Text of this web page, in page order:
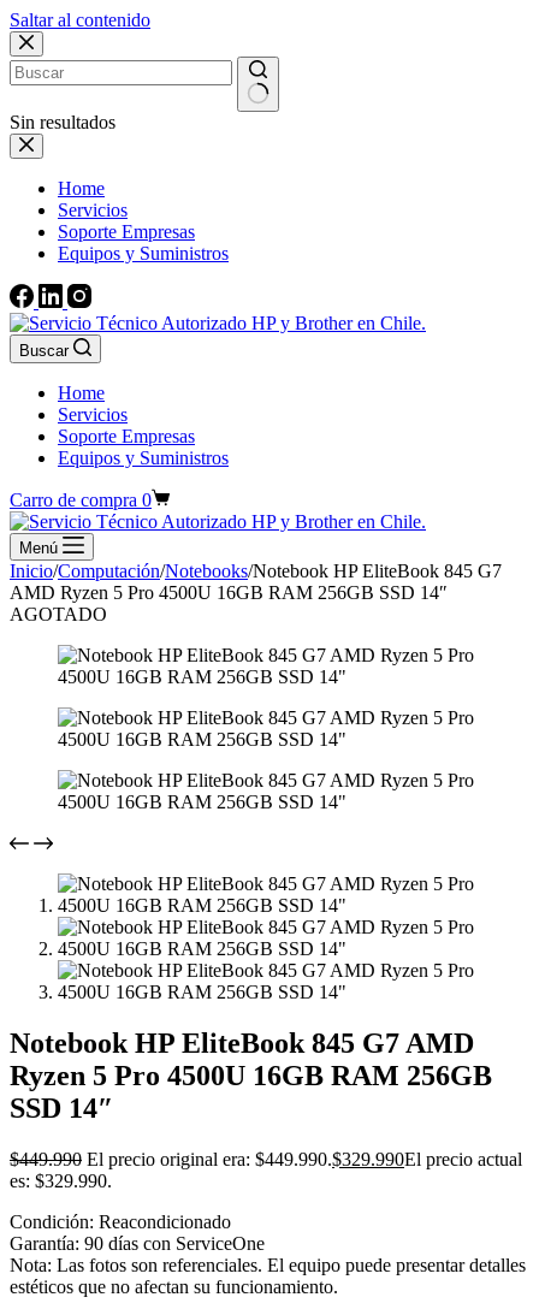
Saltar al contenido
Sin resultados
Home
Servicios
Soporte Empresas
Equipos y Suministros
Buscar
Home
Servicios
Soporte Empresas
Equipos y Suministros
Carro de compra 0
Menú
Inicio/Computación/Notebooks/Notebook HP EliteBook 845 G7
AMD Ryzen 5 Pro 4500U 16GB RAM 256GB SSD 14″
AGOTADO
Notebook HP EliteBook 845 G7 AMD
Ryzen 5 Pro 4500U 16GB RAM 256GB
SSD 14″
$449.990 El precio original era: $449.990.$329.990El precio actual
es: $329.990.
Condición: Reacondicionado
Garantía: 90 días con ServiceOne
Nota: Las fotos son referenciales. El equipo puede presentar detalles
estéticos que no afectan su funcionamiento.